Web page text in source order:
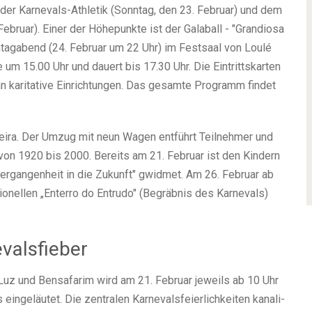
Kar­ne­vals-Ath­le­tik (Sonn­tag, den 23. Febru­ar) und dem
Einer der Höhe­punk­te ist der Gala­ball - "Gran­dio­sa
(24. Febru­ar um 22 Uhr) im Fest­saal von Lou­lé
15.00 Uhr und dau­ert bis 17.30 Uhr. Die Ein­tritts­kar­ten
kari­ta­ti­ve Ein­rich­tun­gen. Das gesam­te Pro­gramm fin­det
Der Umzug mit neun Wagen ent­führt Teil­neh­mer und
1920 bis 2000. Bereits am 21. Febru­ar ist den Kin­dern
in die Zukunft" gwid­met. Am 26. Febru­ar ab
„Enter­ro do Ent­ru­do" (Begräb­nis des Kar­ne­vals)
und Ben­sa­fa­rim wird am 21. Febru­ar jeweils ab 10 Uhr
Die zen­tra­len Kar­ne­vals­fei­er­lich­kei­ten kana­li­